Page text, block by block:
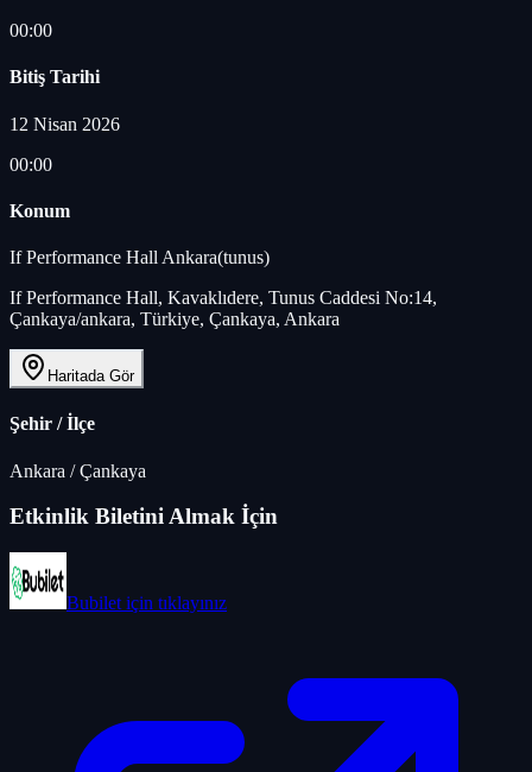
00:00
Bitiş Tarihi
12 Nisan 2026
00:00
Konum
If Performance Hall Ankara(tunus)
If Performance Hall, Kavaklıdere, Tunus Caddesi No:14,
Çankaya/ankara, Türkiye, Çankaya, Ankara
Haritada Gör
Şehir / İlçe
Ankara /Çankaya
Etkinlik Biletini Almak İçin
Bubilet için tıklayınız